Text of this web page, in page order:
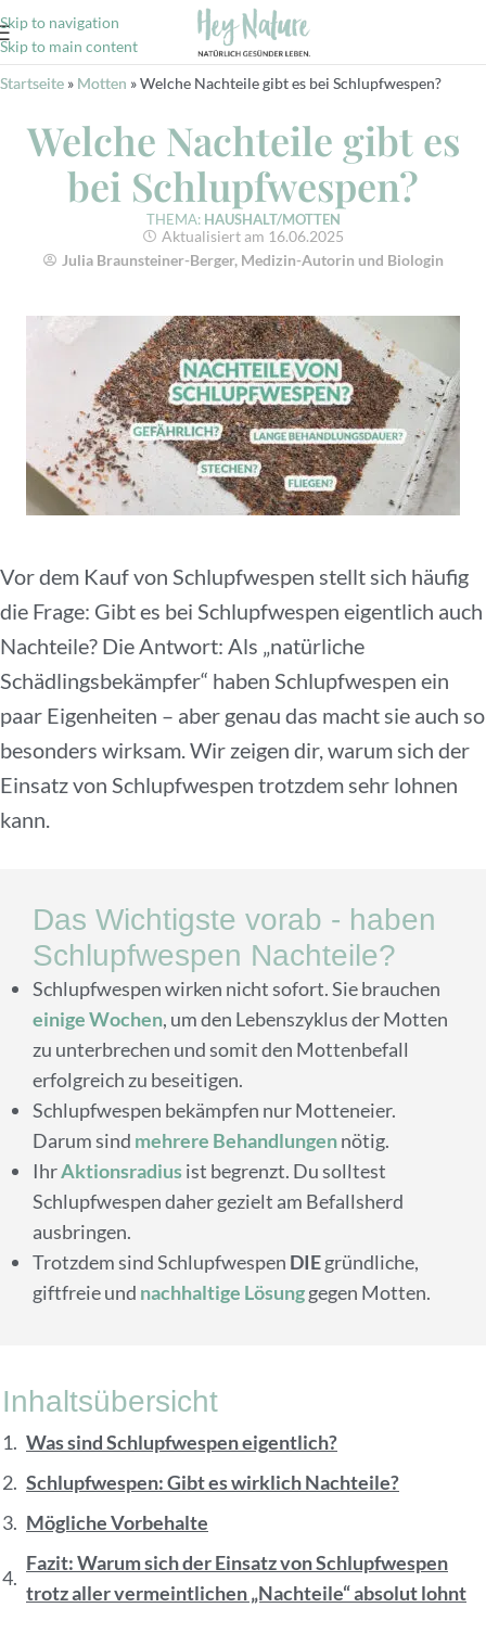
Skip to navigation
Skip to main content
Startseite » Motten »Welche Nachteile gibt es bei Schlupfwespen?
Welche Nachteile gibt es
bei Schlupfwespen?
THEMA: HAUSHALT/MOTTEN
Aktualisiert am 16.06.2025
Julia Braunsteiner-Berger, Medizin-Autorin und Biologin
Vor dem Kauf von Schlupfwespen stellt sich häufig
die Frage: Gibt es bei Schlupfwespen eigentlich auch
Nachteile? Die Antwort: Als „natürliche
Schädlingsbekämpfer“ haben Schlupfwespen ein
paar Eigenheiten – aber genau das macht sie auch so
besonders wirksam. Wir zeigen dir, warum sich der
Einsatz von Schlupfwespen trotzdem sehr lohnen
kann.
Das Wichtigste vorab - haben
Schlupfwespen Nachteile?
Schlupfwespen wirken nicht sofort. Sie brauchen
einige Wochen, um den Lebenszyklus der Motten
zu unterbrechen und somit den Mottenbefall
erfolgreich zu beseitigen.
Schlupfwespen bekämpfen nur Motteneier.
Darum sind mehrere Behandlungennötig.
IhrAktionsradiusist begrenzt. Du solltest
Schlupfwespen daher gezielt am Befallsherd
ausbringen.
Trotzdem sind Schlupfwespen DIEgründliche,
giftfreie und nachhaltige Lösunggegen Motten.
Inhaltsübersicht
Was sind Schlupfwespen eigentlich?
Schlupfwespen: Gibt es wirklich Nachteile?
Mögliche Vorbehalte
Fazit: Warum sich der Einsatz von Schlupfwespen
trotz aller vermeintlichen „Nachteile“ absolut lohnt